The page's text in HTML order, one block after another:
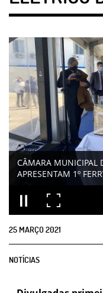
25 MARÇO2021
NOTÍCIAS